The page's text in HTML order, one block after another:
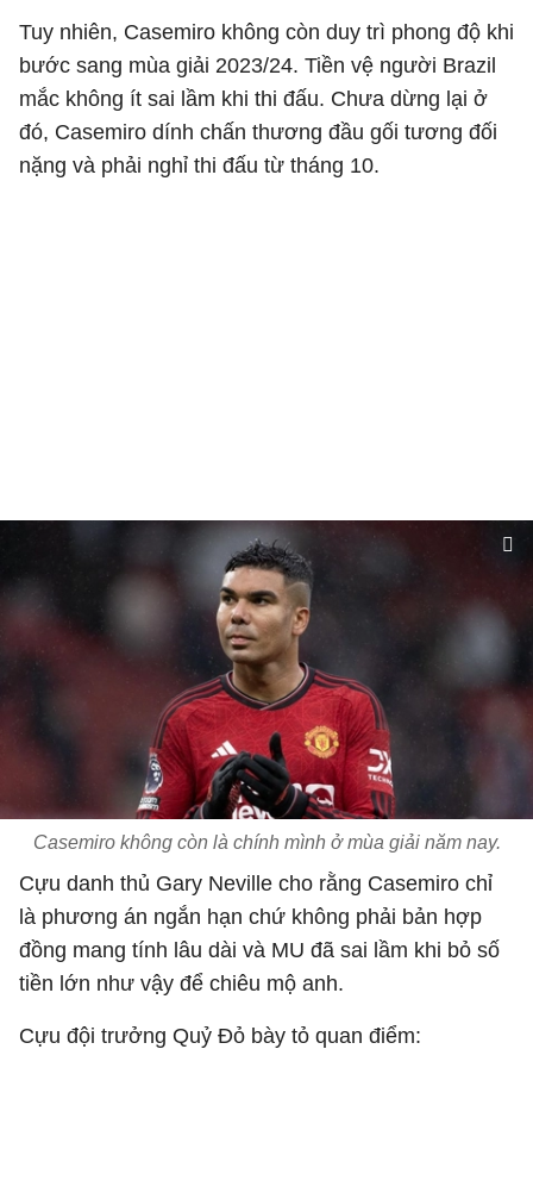
Tuy nhiên, Casemiro không còn duy trì phong độ khi
bước sang mùa giải 2023/24. Tiền vệ người Brazil
mắc không ít sai lầm khi thi đấu. Chưa dừng lại ở
đó, Casemiro dính chấn thương đầu gối tương đối
nặng và phải nghỉ thi đấu từ tháng 10.
Casemiro không còn là chính mình ở mùa giải năm nay.
Cựu danh thủ Gary Neville cho rằng Casemiro chỉ
là phương án ngắn hạn chứ không phải bản hợp
đồng mang tính lâu dài và MU đã sai lầm khi bỏ số
tiền lớn như vậy để chiêu mộ anh.
Cựu đội trưởng Quỷ Đỏ bày tỏ quan điểm: